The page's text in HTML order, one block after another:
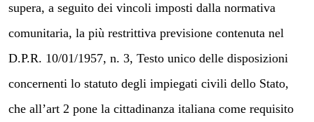
supera, a seguito dei vincoli imposti dalla normativa
comunitaria, la più restrittiva previsione contenuta nel
D.P.R. 10/01/1957, n. 3, Testo unico delle disposizioni
concernenti lo statuto degli impiegati civili dello Stato,
che all’art 2 pone la cittadinanza italiana come requisito